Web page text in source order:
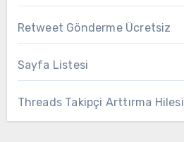
Retweet Gönderme Ücretsiz
Sayfa Listesi
Threads Takipçi Arttırma Hilesi